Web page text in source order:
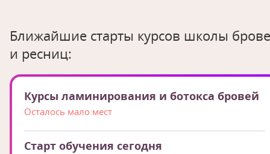
Ближайшие старты курсов школы
и ресниц:
Курсы ламинирования и ботокса бровей
Осталось мало мест
Старт обучения сегодня